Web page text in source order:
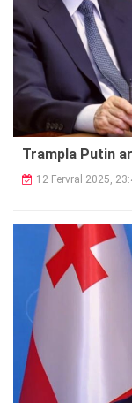
Trampla Putin
12 Fervral 2025,